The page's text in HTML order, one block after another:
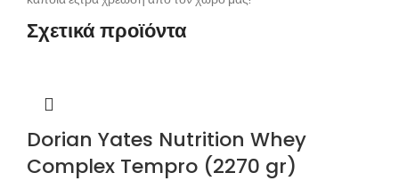
Σχετικά προϊόντα
Dorian Yates Nutrition Whey
Complex Tempro (2270 gr)